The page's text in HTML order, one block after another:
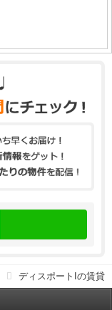
ディスポートIの賃貸